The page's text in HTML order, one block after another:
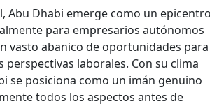
Abu Dhabi emerge como un epicentro
para empresarios autónomos
vasto abanico de oportunidades para
laborales. Con su clima
se posiciona como un imán genuino
todos los aspectos antes de